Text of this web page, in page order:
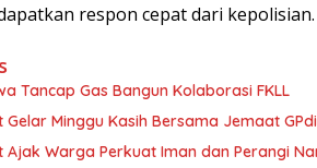
respon cepat dari kepolisian.
Tancap Gas Bangun Kolaborasi FKLL
Minggu Kasih Bersama Jemaat
Ajak Warga Perkuat Iman dan Perangi